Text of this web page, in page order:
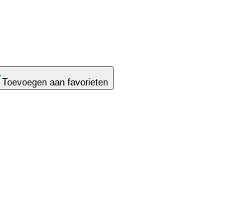
Toevoegen aan favorieten